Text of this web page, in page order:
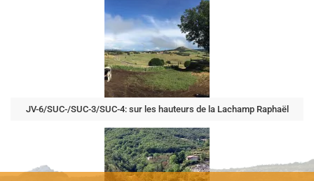
JV-6/SUC-/SUC-3/SUC-4: sur les hauteurs de la Lachamp Raphaël